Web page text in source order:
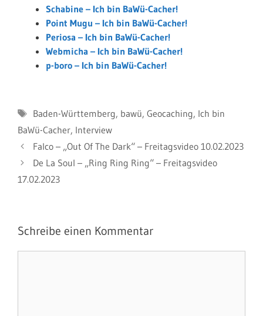
Schabine – Ich bin BaWü-Cacher!
Point Mugu – Ich bin BaWü-Cacher!
Periosa – Ich bin BaWü-Cacher!
Webmicha – Ich bin BaWü-Cacher!
p-boro – Ich bin BaWü-Cacher!
Schlagwörter
Baden-Württemberg, bawü, Geocaching, Ich bin
BaWü-Cacher, Interview
Falco – „Out Of The Dark“ – Freitagsvideo 10.02.2023
De La Soul – „Ring Ring Ring“ – Freitagsvideo
17.02.2023
Schreibe einen Kommentar